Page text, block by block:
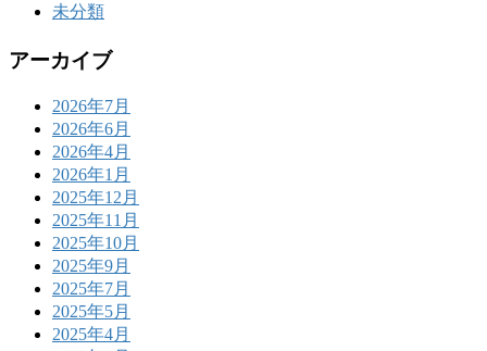
未分類
アーカイブ
2026年7月
2026年6月
2026年4月
2026年1月
2025年12月
2025年11月
2025年10月
2025年9月
2025年7月
2025年5月
2025年4月